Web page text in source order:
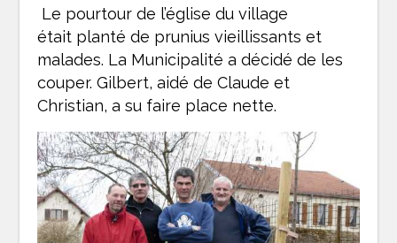
Le pourtour de l’église du village
était planté de prunius vieillissants et
malades. La Municipalité a décidé de les
couper. Gilbert, aidé de Claude et
Christian, a su faire place nette.